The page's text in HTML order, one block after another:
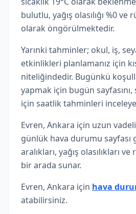
bulutlu, yağış olasılığı %0 ve
olarak öngörülmektedir.
Yarınki tahminler; okul, iş,
etkinlikleri planlamanız için
niteliğindedir. Bugünkü
yapmak için bugün sayfasını,
için saatlik tahminleri
Evren, Ankara için uzun
günlük hava durumu sayfası
aralıkları, yağış olasılıkları
bir arada sunar.
Evren, Ankara için hava
atabilirsiniz.